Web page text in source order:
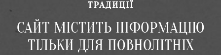
САЙТ МІСТИТЬ ІНФОРМАЦІЮ
ТІЛЬКИ ДЛЯ ПОВНОЛІТНІХ
В этой рубрике пока нет записей